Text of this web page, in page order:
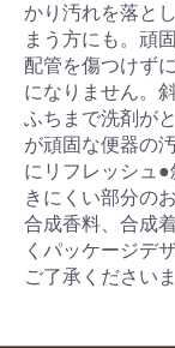
かり汚れを落と
まう方にも。頑
配管を傷つけず
になりません。
ふちまで洗剤が
が頑固な便器の
にリフレッシュ
きにくい部分の
合成香料、合成
くパッケージデ
ご了承くださいま